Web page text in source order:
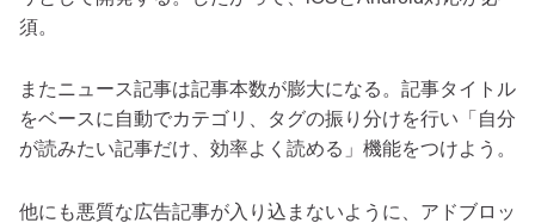
須。
またニュース記事は記事本数が膨大になる。記事タイトル
をベースに自動でカテゴリ、タグの振り分けを行い「自分
が読みたい記事だけ、効率よく読める」機能をつけよう。
他にも悪質な広告記事が入り込まないように、アドブロッ